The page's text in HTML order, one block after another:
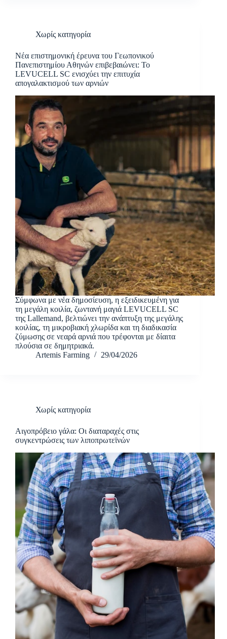
Χωρίς κατηγορία
Νέα επιστημονική έρευνα του Γεωπονικού
Πανεπιστημίου Αθηνών επιβεβαιώνει: Το
LEVUCELL SC ενισχύει την επιτυχία
απογαλακτισμού των αρνιών
Σύμφωνα με νέα δημοσίευση, η εξειδικευμένη για
τη μεγάλη κοιλία, ζωντανή μαγιά LEVUCELL SC
της Lallemand, βελτιώνει την ανάπτυξη της μεγάλης
κοιλίας, τη μικροβιακή χλωρίδα και τη διαδικασία
ζύμωσης σε νεαρά αρνιά που τρέφονται με δίαιτα
πλούσια σε δημητριακά.
Artemis Farming
29/04/2026
Χωρίς κατηγορία
Αιγοπρόβειο γάλα: Οι διαταραχές στις
συγκεντρώσεις των λιποπρωτεϊνών